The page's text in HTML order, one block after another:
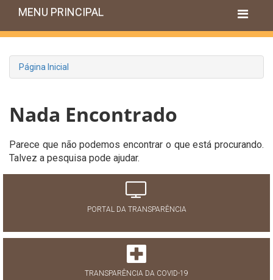
MENU PRINCIPAL
Página Inicial
Nada Encontrado
Parece que não podemos encontrar o que está procurando.
Talvez a pesquisa pode ajudar.
PORTAL DA TRANSPARÊNCIA
TRANSPARÊNCIA DA COVID-19